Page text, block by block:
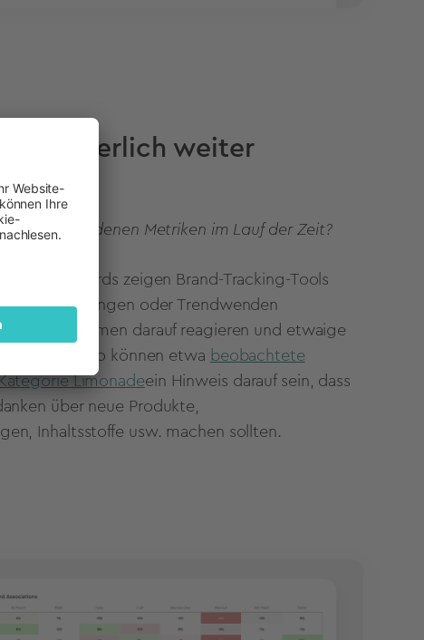
kontinuierlich weiter
verschiedenen Metriken im Lauf der Zeit?
Dashboards zeigen Brand-Tracking-Tools
Marktänderungen oder Trendwenden
die Unternehmen darauf reagieren und etwaige
können. So können etwa beobachtete
Limonadeein Hinweis darauf sein, dass
über neue Produkte,
Inhaltsstoffe usw. machen sollten.